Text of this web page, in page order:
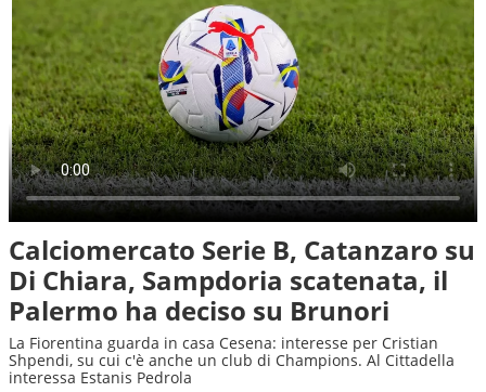
Calciomercato Serie B, Catanzaro su
Di Chiara, Sampdoria scatenata, il
Palermo ha deciso su Brunori
La Fiorentina guarda in casa Cesena: interesse per Cristian
Shpendi, su cui c'è anche un club di Champions. Al Cittadella
interessa Estanis Pedrola